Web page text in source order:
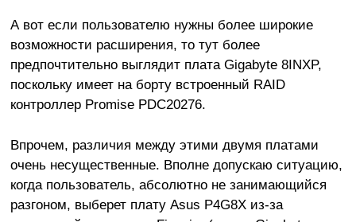
А вот если пользователю нужны более широкие
возможности расширения, то тут более
предпочтительно выглядит плата Gigabyte 8INXP,
поскольку имеет на борту встроенный RAID
контроллер Promise PDC20276.
Впрочем, различия между этими двумя платами
очень несущественные. Вполне допускаю ситуацию,
когда пользователь, абсолютно не занимающийся
разгоном, выберет плату Asus P4G8X из-за